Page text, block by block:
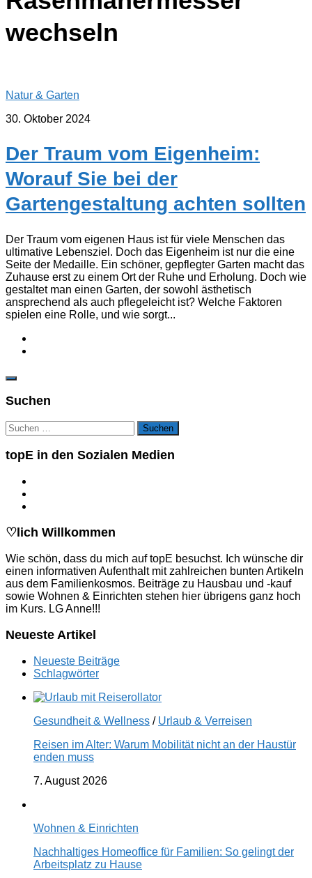
wechseln
Natur & Garten
30. Oktober 2024
Der Traum vom Eigenheim:
Worauf Sie bei der
Gartengestaltung achten sollten
Der Traum vom eigenen Haus ist für viele Menschen das
ultimative Lebensziel. Doch das Eigenheim ist nur die eine
Seite der Medaille. Ein schöner, gepflegter Garten macht das
Zuhause erst zu einem Ort der Ruhe und Erholung. Doch wie
gestaltet man einen Garten, der sowohl ästhetisch
ansprechend als auch pflegeleicht ist? Welche Faktoren
spielen eine Rolle, und wie sorgt...
Suchen
Suchen
nach:
topE in den Sozialen Medien
♡lich Willkommen
Wie schön, dass du mich auf topE besuchst. Ich wünsche dir
einen informativen Aufenthalt mit zahlreichen bunten Artikeln
aus dem Familienkosmos. Beiträge zu Hausbau und -kauf
sowie Wohnen & Einrichten stehen hier übrigens ganz hoch
im Kurs. LG Anne!!!
Neueste Artikel
Neueste Beiträge
Schlagwörter
Gesundheit & Wellness / Urlaub & Verreisen
Reisen im Alter: Warum Mobilität nicht an der Haustür
enden muss
7. August 2026
Wohnen & Einrichten
Nachhaltiges Homeoffice für Familien: So gelingt der
Arbeitsplatz zu Hause